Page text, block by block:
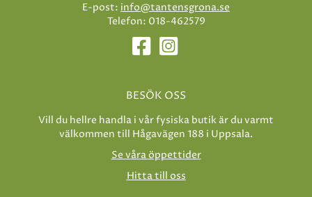
E-post: info@tantensgrona.se
Telefon: 018-462579
BESÖK OSS
Vill du hellre handla i vår fysiska butik är du varmt
välkommen till Hågavägen 188 i Uppsala.
Se våra öppettider
Hitta till oss